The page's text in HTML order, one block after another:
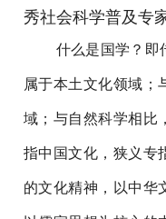
秀社会科学普及专
什么是国学？即
属于本土文化领域；
域；与自然科学相比
指中国文化，狭义专
的文化精神，以中华